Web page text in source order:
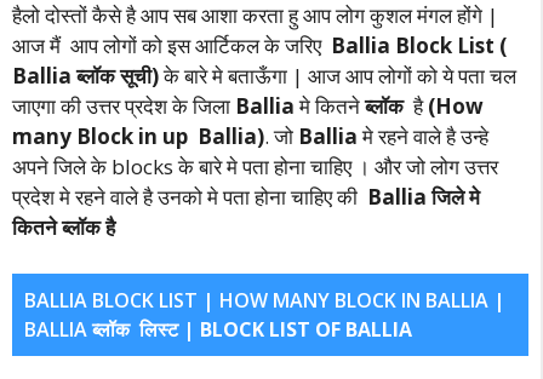
हैलो दोस्तों कैसे है आप सब आशा करता हु आप लोग कुशल मंगल होंगे |
आज मैं आप लोगों को इस आर्टिकल के जरिए Ballia Block List (
Ballia ब्लॉक सूची)के बारे मे बताऊँगा | आज आप लोगों को ये पता चल
जाएगा की उत्तर प्रदेश के जिला Balliaमे कितनेब्लॉक है(How
many Block in up Ballia). जो Balliaमे रहने वाले है उन्हे
अपने जिले के blocks के बारे मे पता होना चाहिए । और जो लोग उत्तर
प्रदेश मे रहने वाले है उनको मे पता होना चाहिए की Ballia जिले मे
कितने ब्लॉक है
BALLIA BLOCK LIST | HOW MANY BLOCK IN BALLIA |
BALLIA ब्लॉक लिस्ट | BLOCK LIST OF BALLIA